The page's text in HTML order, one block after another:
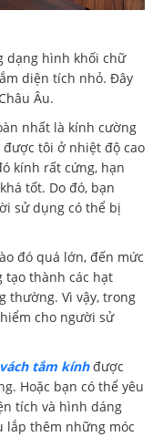
dạng hình khối chữ
diện tích nhỏ. Đây
Âu.
nhất là kính cường
tôi ở nhiệt độ cao
kính rất cứng, hạn
tốt. Do đó, bạn
sử dụng có thể bị
đó quá lớn, đến mức
tạo thành các hạt
thường. Vì vậy, trong
cho người sử
vách tắm kínhđược
Hoặc bạn có thể yêu
tích và hình dáng
lắp thêm những móc